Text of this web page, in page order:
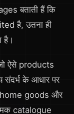
बताती हैं कि
है, उतना ही
है।
जो ऐसे products
के आधार पर
goods और
catalogue